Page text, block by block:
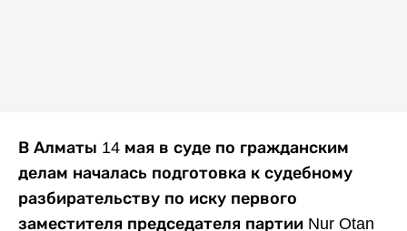
В Алматы 14 мая в суде по гражданским
делам началась подготовка к судебному
разбирательству по иску первого
заместителя председателя партии Nur Otan